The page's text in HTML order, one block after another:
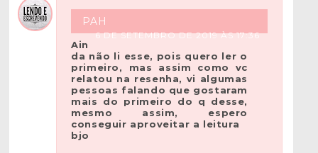
PAH
6 DE SETEMBRO DE 2019 ÀS 17:36
Ain
da não li esse, pois quero ler o
primeiro, mas assim como vc
relatou na resenha, vi algumas
pessoas falando que gostaram
mais do primeiro do q desse,
mesmo assim, espero
conseguir aproveitar a leitura
bjo